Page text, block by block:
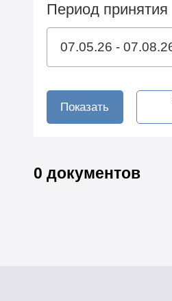
Период принятия
Показать
0 документов